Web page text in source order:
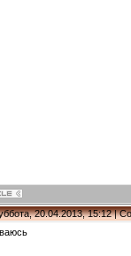
20.04.2013, 15:12 |